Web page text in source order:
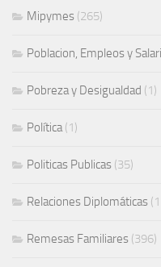
Mipymes (265)
Poblacion, Empleos y
Pobreza y Desigualdad (1)
Política (1)
Politicas Publicas (35)
Relaciones Diplomáticas
Remesas Familiares (396)